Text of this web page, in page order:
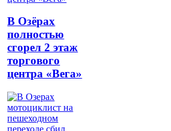
В Озёрах
полностью
сгорел 2 этаж
торгового
центра «Вега»